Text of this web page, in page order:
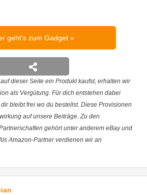
geht's zum Gadget
dieser Seite ein Produkt kaufst, erhalten wir
als Vergütung. Für dich entstehen dabei
bleibt frei wo du bestellst. Diese Provisionen
auf unsere Beiträge. Zu den
gehört unter anderem eBay und
Amazon-Partner verdienen wir an